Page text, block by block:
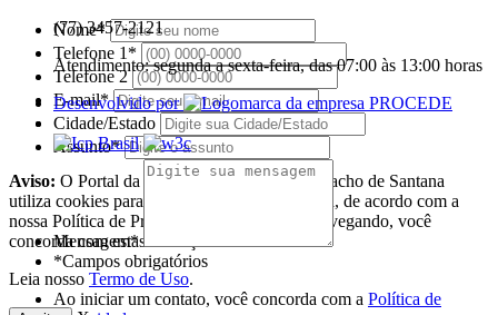
Nome*
Telefone 1*
Telefone 2
E-mail*
Cidade/Estado
Assunto*
Mensagem*
*Campos obrigatórios
Ao iniciar um contato, você concorda com a Política de
(77) 3457-2121
Atendimento: segunda a sexta-feira, das 07:00 às 13:00 horas
Desenvolvido por
Aviso: O Portal da Prefeitura Municipal de Riacho de Santana
utiliza cookies para melhorar a sua experiência, de acordo com a
nossa Política de Privacidade, ao continuar navegando, você
concorda com estas condições
Leia nosso Termo de Uso.